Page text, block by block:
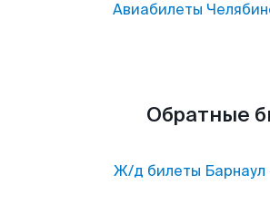
Авиабилеты
Обратные
Ж/д билеты Барнаул